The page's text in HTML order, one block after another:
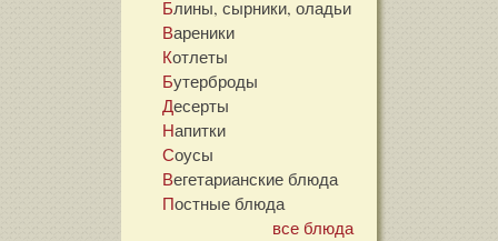
Блины, сырники, оладьи
Вареники
Котлеты
Бутерброды
Десерты
Напитки
Соусы
Вегетарианские блюда
Постные блюда
все блюда